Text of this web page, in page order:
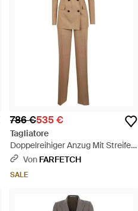
786 €535 €
Tagliatore
Doppelreihiger Anzug Mit Streifen
- Natur
Von FARFETCH
SALE